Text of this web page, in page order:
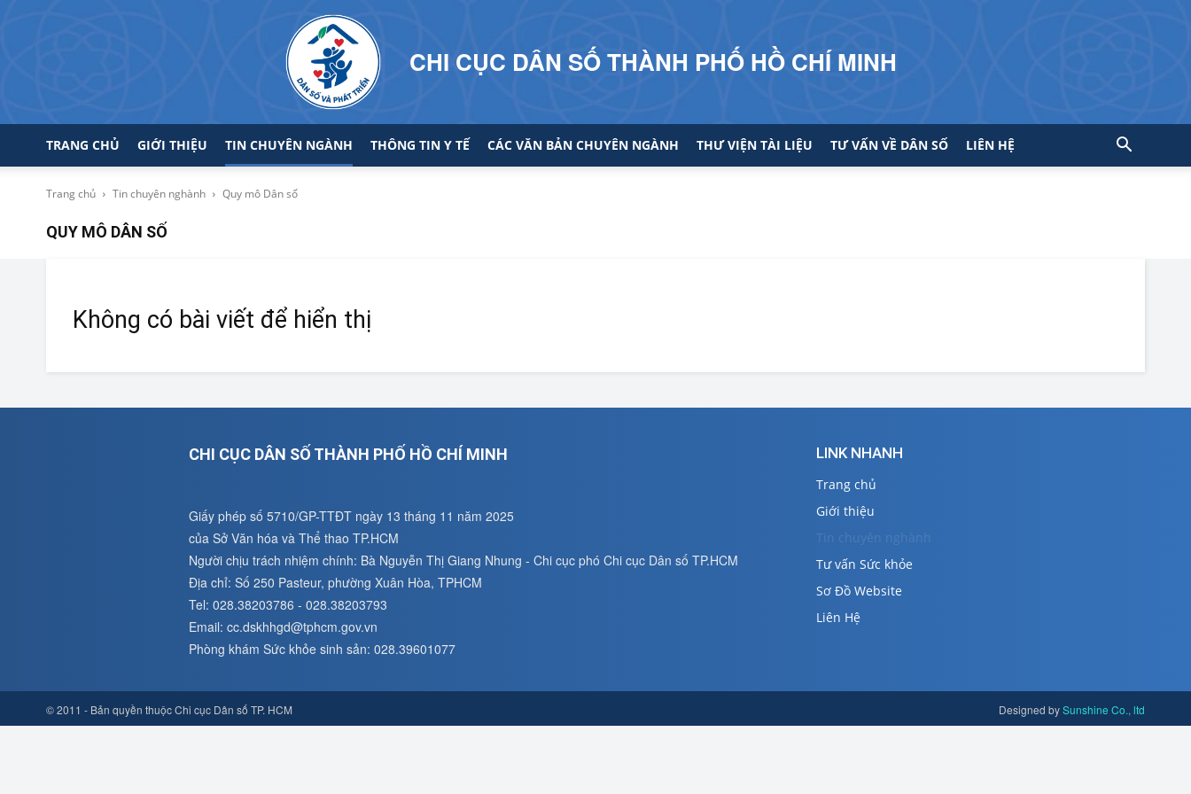
CHI CỤC DÂN SỐ THÀNH PHỐ HỒ CHÍ MINH
TRANG CHỦ GIỚI THIỆU TIN CHUYÊN NGÀNH THÔNG TIN Y TẾ CÁC VĂN BẢN CHUYÊN NGÀNH THƯ VIỆN TÀI LIỆU TƯ VẤN VỀ DÂN SỐ LIÊN HỆ
Trang chủ Tin chuyên nghành Quy mô Dân số
QUY MÔ DÂN SỐ
Không có bài viết để hiển thị
CHI CỤC DÂN SỐ THÀNH PHỐ HỒ CHÍ MINH
Giấy phép số 5710/GP-TTĐT ngày 13 tháng 11 năm 2025
của Sở Văn hóa và Thể thao TP.HCM
Người chịu trách nhiệm chính: Bà Nguyễn Thị Giang Nhung - Chi cục phó Chi cục Dân số TP.HCM
Địa chỉ: Số 250 Pasteur, phường Xuân Hòa, TPHCM
Tel: 028.38203786 - 028.38203793
Email: cc.dskhhgd@tphcm.gov.vn
Phòng khám Sức khỏe sinh sản: 028.39601077
LINK NHANH
Trang chủ
Giới thiệu
Tin chuyên nghành
Tư vấn Sức khỏe
Sơ Đồ Website
Liên Hệ
© 2011 - Bản quyền thuộc Chi cục Dân số TP. HCM Designed bySunshine Co., ltd